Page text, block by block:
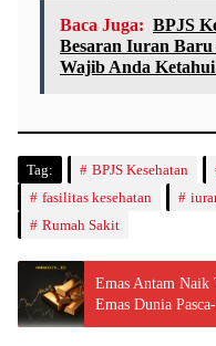
Baca Juga: BPJS
Besaran Iuran Baru
Wajib Anda
Tag: BPJS Kesehatan
fasilitas kesehatan
Rumah Sakit
Emas Antam
Emas Dunia
Memuncak?